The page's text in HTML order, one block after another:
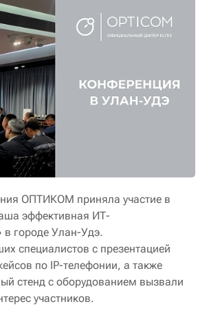
ОПТИКОМ приняла участие в
эффективная ИТ-
в городе Улан-Удэ.
специалистов с презентацией
по IP-телефонии, а также
стенд с оборудованием вызвали
участников.